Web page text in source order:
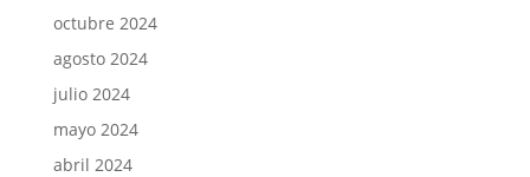
octubre 2024
agosto 2024
julio 2024
mayo 2024
abril 2024